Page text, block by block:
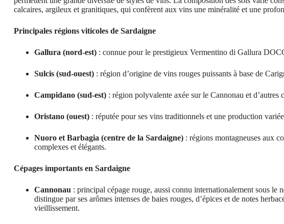
calcaires, argileux et granitiques, qui confèrent aux vins une minéralité et une
Principales régions viticoles de Sardaigne
Gallura (nord-est): connue pour le prestigieux Vermentino di Gallura
Sulcis (sud-ouest): région d’origine de vins rouges puissants à base de
Campidano (sud-est): région polyvalente axée sur le Cannonau et d’autres
Oristano (ouest): réputée pour ses vins traditionnels et une production
Nuoro et Barbagia (centre de la Sardaigne): régions montagneuses aux
complexes et élégants.
Cépages importants en Sardaigne
Cannonau : principal cépage rouge, aussi connu internationalement sous
distingue par ses arômes intenses de baies rouges, d’épices et de notes
vieillissement.